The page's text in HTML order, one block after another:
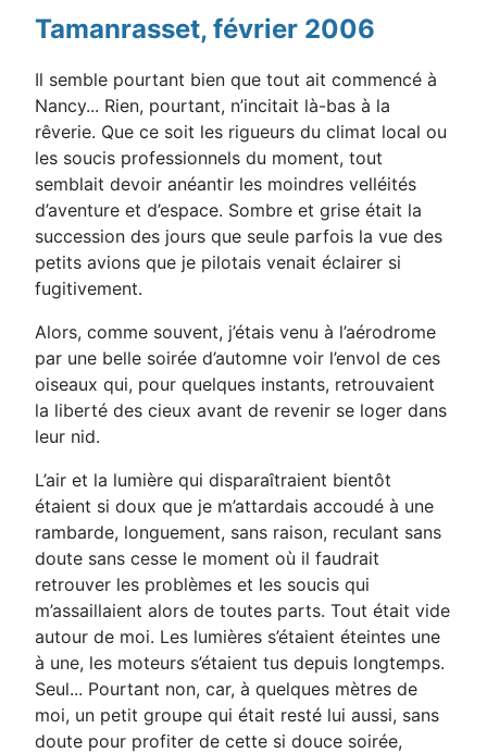
Tamanrasset, février 2006
Il semble pourtant bien que tout ait commencé à
Nancy... Rien, pourtant, n’incitait là-bas à la
rêverie. Que ce soit les rigueurs du climat local ou
les soucis professionnels du moment, tout
semblait devoir anéantir les moindres velléités
d’aventure et d’espace. Sombre et grise était la
succession des jours que seule parfois la vue des
petits avions que je pilotais venait éclairer si
fugitivement.
Alors, comme souvent, j’étais venu à l’aérodrome
par une belle soirée d’automne voir l’envol de ces
oiseaux qui, pour quelques instants, retrouvaient
la liberté des cieux avant de revenir se loger dans
leur nid.
L’air et la lumière qui disparaîtraient bientôt
étaient si doux que je m’attardais accoudé à une
rambarde, longuement, sans raison, reculant sans
doute sans cesse le moment où il faudrait
retrouver les problèmes et les soucis qui
m’assaillaient alors de toutes parts. Tout était vide
autour de moi. Les lumières s’étaient éteintes une
à une, les moteurs s’étaient tus depuis longtemps.
Seul... Pourtant non, car, à quelques mètres de
moi, un petit groupe qui était resté lui aussi, sans
doute pour profiter de cette si douce soirée,